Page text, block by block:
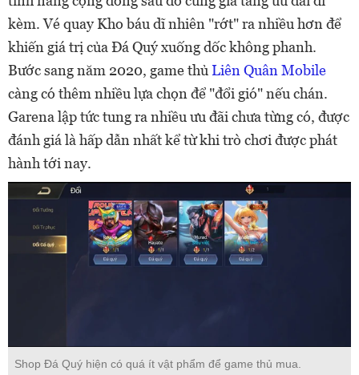
kèm. Vé quay Kho báu dĩ nhiên "rớt" ra nhiều hơn để
khiến giá trị của Đá Quý xuống dốc không phanh.
Bước sang năm 2020, game thủLiên Quân Mobile
càng có thêm nhiều lựa chọn để "đổi gió" nếu chán.
Garena lập tức tung ra nhiều ưu đãi chưa từng có, được
đánh giá là hấp dẫn nhất kể từ khi trò chơi được phát
hành tới nay.
Shop Đá Quý hiện có quá ít vật phẩm để game thủ mua.